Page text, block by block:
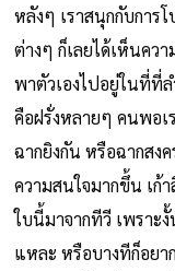
หลังๆ เราสนุกกับการ
ต่างๆ ก็เลยได้เห็นคว
พาตัวเองไปอยู่ในที่ที่
คือฝรั่งหลายๆ คนพอเ
ฉากยิงกัน หรือฉากสง
ความสนใจมากขึ้น เก้
ใบนี้มาจากทีวี เพรา
แหละ หรือบางทีก็อยา